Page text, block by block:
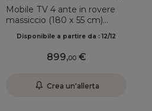
Mobile TV 4 ante in rovere
massiccio (180 x 55 cm)
Disponibile a partire da : 12/12
899,00
Crea un'allerta